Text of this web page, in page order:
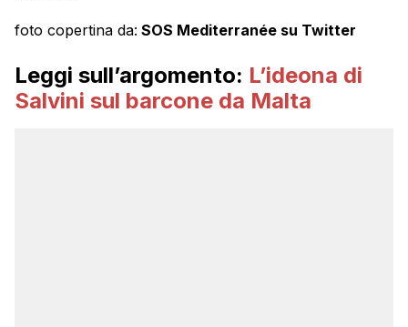
foto copertina da: SOS Mediterranée su Twitter
Leggi sull’argomento: L’ideona di
Salvini sul barcone da Malta